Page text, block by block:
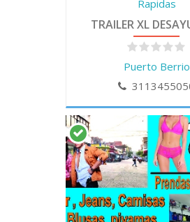
Rapidas
TRAILER XL
Puerto Berrio